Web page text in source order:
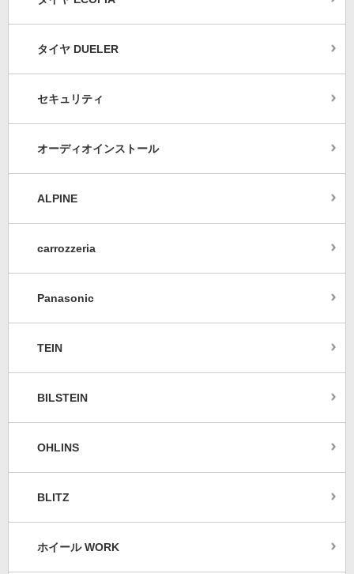
タイヤ DUELER
セキュリティ
オーディオインストール
ALPINE
carrozzeria
Panasonic
TEIN
BILSTEIN
OHLINS
BLITZ
ホイール WORK